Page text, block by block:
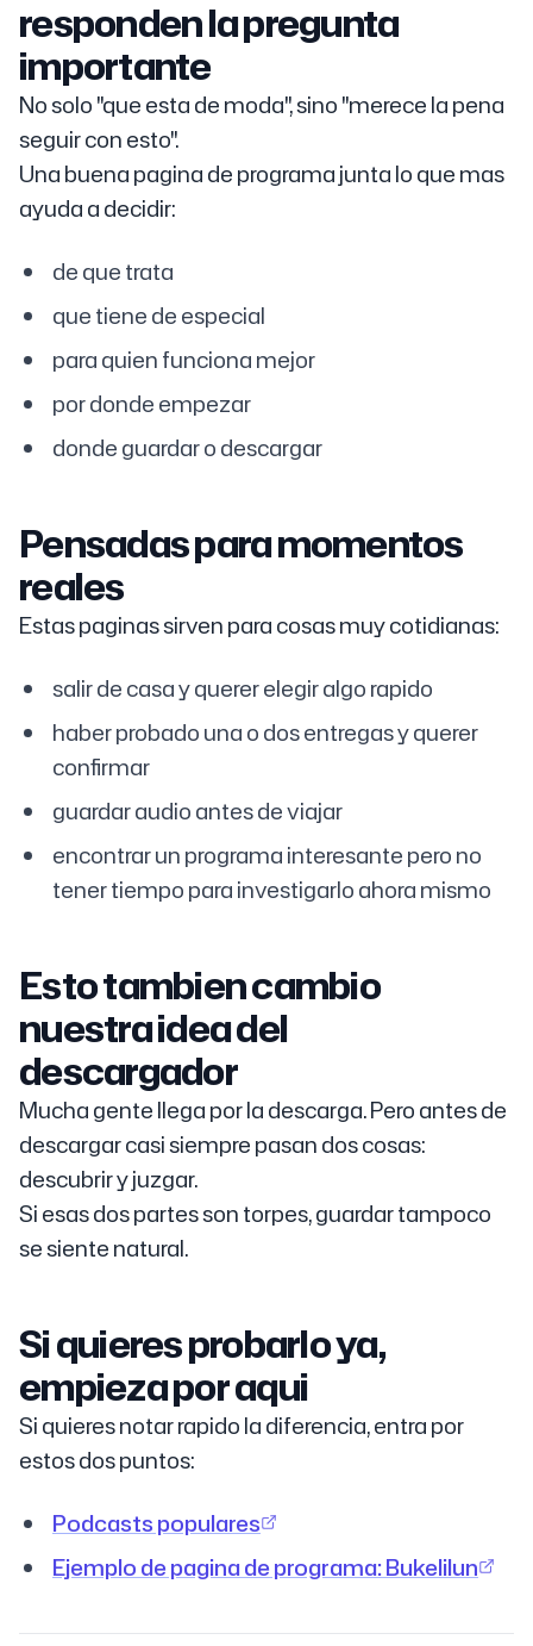
responden la pregunta
importante
No solo "que esta de moda", sino "merece la pena
seguir con esto".
Una buena pagina de programa junta lo que mas
ayuda a decidir:
de que trata
que tiene de especial
para quien funciona mejor
por donde empezar
donde guardar o descargar
Pensadas para momentos
reales
Estas paginas sirven para cosas muy cotidianas:
salir de casa y querer elegir algo rapido
haber probado una o dos entregas y querer
confirmar
guardar audio antes de viajar
encontrar un programa interesante pero no
tener tiempo para investigarlo ahora mismo
Esto tambien cambio
nuestra idea del
descargador
Mucha gente llega por la descarga. Pero antes de
descargar casi siempre pasan dos cosas:
descubrir y juzgar.
Si esas dos partes son torpes, guardar tampoco
se siente natural.
Si quieres probarlo ya,
empieza por aqui
Si quieres notar rapido la diferencia, entra por
estos dos puntos:
Podcasts populares
Ejemplo de pagina de programa: Bukelilun